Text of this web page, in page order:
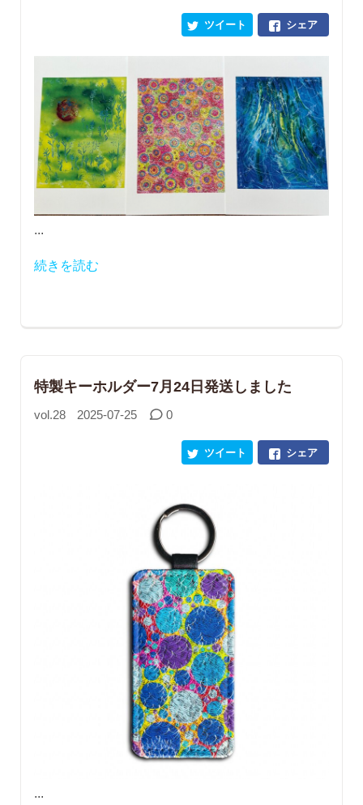
シェア
ツイート
...
続きを読む
特製キーホルダー7月24日発送しました
vol.28 2025-07-25 0
シェア
ツイート
...